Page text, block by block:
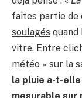
faites partie de
soulagés
vitre. Entre
météo » sur la
la pluie a-t-